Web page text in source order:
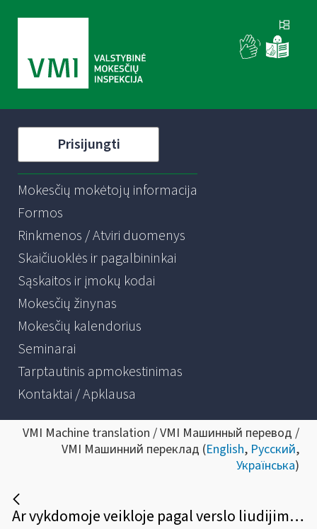
Prisijungti
Mokesčių mokėtojų informacija
Formos
Rinkmenos / Atviri duomenys
Skaičiuoklės ir pagalbininkai
Sąskaitos ir įmokų kodai
Mokesčių žinynas
Mokesčių kalendorius
Seminarai
Tarptautinis apmokestinimas
Kontaktai / Apklausa
VMI Machine translation / VMI Машинный перевод /
VMI Машинний переклад (English, Русский,
Українська)
Ar vykdomoje veikloje pagal verslo liudijimą turi teisę dalyvauti šeimos nariai?